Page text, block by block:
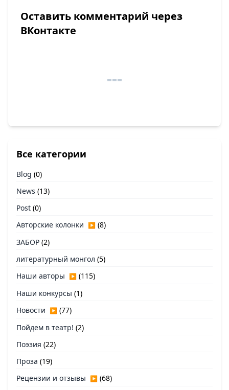
Оставить комментарий через
ВКонтакте
Все категории
Blog (0)
News (13)
Post (0)
Авторские колонки ▶ (8)
ЗАБОР (2)
литературный монгол (5)
Наши авторы ▶ (115)
Наши конкурсы (1)
Новости ▶ (77)
Пойдем в театр! (2)
Поэзия (22)
Проза (19)
Рецензии и отзывы ▶ (68)